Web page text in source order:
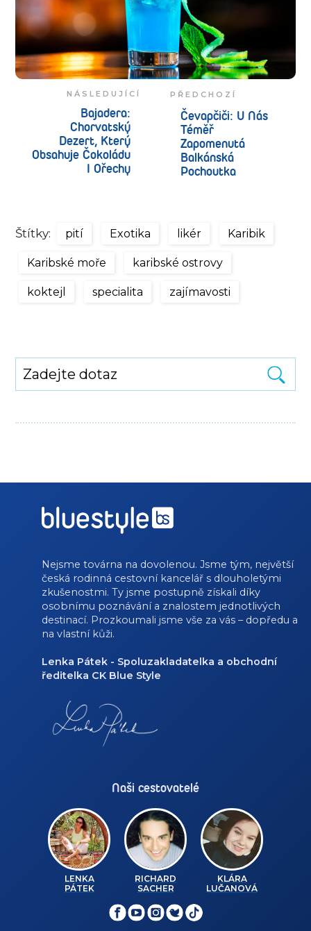
PŘEDCHOZÍ
Čevapčiči: U Nás
Téměř
Zapomenutá
Balkánská
Pochoutka
NÁSLEDUJÍCÍ
Bajadera:
Chorvatský
Dezert, Který
Obsahuje Čokoládu
I Ořechy
Štítky: pití Exotika likér Karibik
Karibské moře karibské ostrovy
koktejl specialita zajímavosti
Nejsme továrna na dovolenou. Jsme tým, největší
česká rodinná cestovní kancelář s dlouholetými
zkušenostmi. Ty jsme postupně získali díky
osobnímu poznávání a znalostem jednotlivých
destinací. Prozkoumali jsme vše za vás – dopředu a
na vlastní kůži.
Lenka Pátek - Spoluzakladatelka a obchodní
ředitelka CK Blue Style
Naši cestovatelé
LENKA
PÁTEK
RICHARD
SACHER
KLÁRA
LUČANOVÁ